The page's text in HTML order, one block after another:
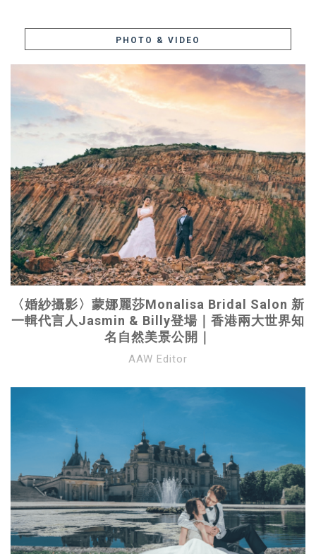
PHOTO & VIDEO
〈婚紗攝影〉蒙娜麗莎Monalisa Bridal Salon 新
一輯代言人Jasmin & Billy登場｜香港兩大世界知
名自然美景公開｜
AAW Editor